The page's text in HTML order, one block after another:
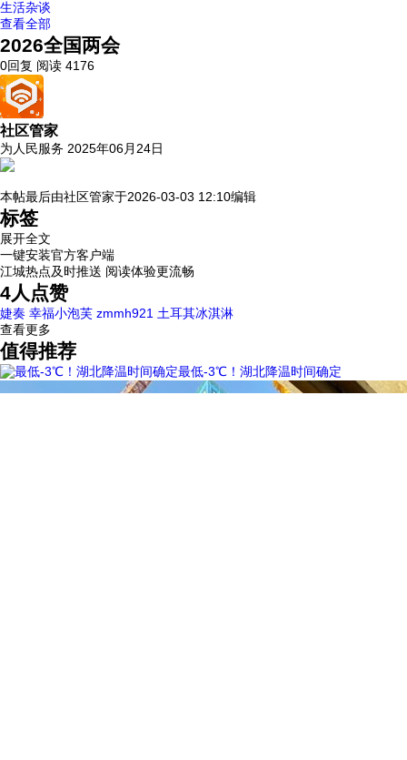
生活杂谈
查看全部
2026全国两会
0回复 阅读 4176
社区管家
为人民服务 2025年06月24日
本帖最后由社区管家于2026-03-03 12:10编辑
标签
展开全文
一键安装官方客户端
江城热点及时推送 阅读体验更流畅
4人点赞
婕奏 幸福小泡芙 zmmh921 土耳其冰淇淋
查看更多
值得推荐
最低-3℃！湖北降温时间确定